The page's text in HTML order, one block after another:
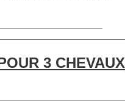
3 CHEVAUX